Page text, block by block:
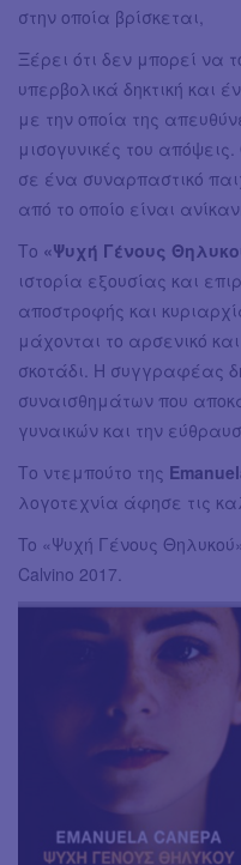
στην οποία βρίσκεται,
Ξέρει ότι δεν μπορεί να
υπερβολικά δηκτική και
με την οποία της
μισογυνικές του
σε ένα συναρπαστικό
από το οποίο είναι
Το «Ψυχή Γένους
ιστορία εξουσίας και
αποστροφής και
μάχονται το αρσενικό
σκοτάδι. Η συγγραφέας
συναισθημάτων που
γυναικών και την
Το ντεμπούτο της
λογοτεχνία άφησε τις
To «Ψυχή Γένους
Calvino 2017.